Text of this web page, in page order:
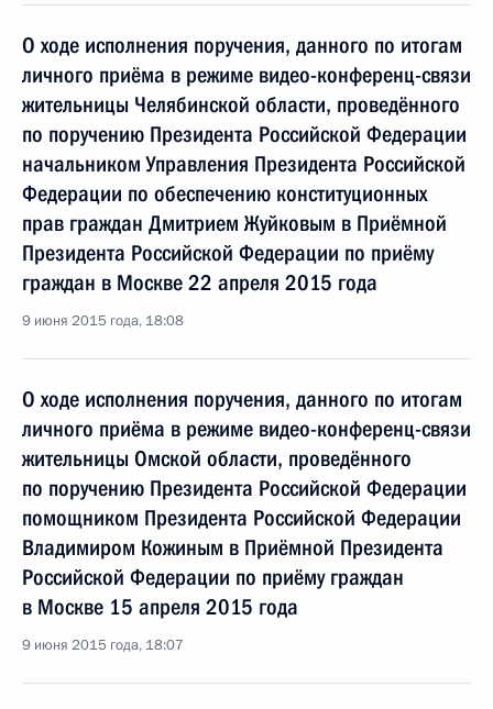
О ходе исполнения поручения, данного по итогам
личного приёма в режиме видео-конференц-связи
жительницы Челябинской области, проведённого
по поручению Президента Российской Федерации
начальником Управления Президента Российской
Федерации по обеспечению конституционных
прав граждан Дмитрием Жуйковым в Приёмной
Президента Российской Федерации по приёму
граждан в Москве 22 апреля 2015 года
9 июня 2015 года, 18:08
О ходе исполнения поручения, данного по итогам
личного приёма в режиме видео-конференц-связи
жительницы Омской области, проведённого
по поручению Президента Российской Федерации
помощником Президента Российской Федерации
Владимиром Кожиным в Приёмной Президента
Российской Федерации по приёму граждан
в Москве 15 апреля 2015 года
9 июня 2015 года, 18:07